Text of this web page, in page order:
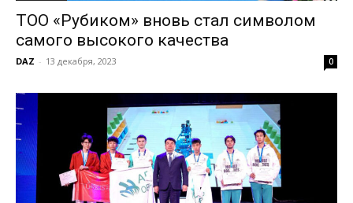
ТОО «Рубиком» вновь стал символом
самого высокого качества
DAZ - 13 декабря, 2023 0